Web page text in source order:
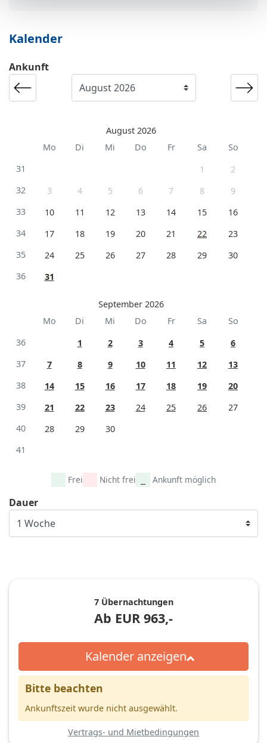
Kalender
Ankunft
August 2026
Mo
Di Mi Do Fr Sa
So
31
1
2
32
3 4 5 6 7 8
9
33
10 11 12 13 14 15
16
34
17 18 19 20 21 22
23
35
24 25 26 27 28 29
30
36
31
September 2026
Mo
Di Mi Do Fr Sa
So
36
1 2 3 4 5
6
37
7 8 9 10 11 12
13
38
14 15 16 17 18 19
20
39
21 22 23 24 25 26
27
40
28 29
30
41
Frei Nicht frei Ankunft möglich
Dauer
7 Übernachtungen
Ab EUR 963,-
Kalender anzeigen
Bitte beachten
Ankunftszeit wurde nicht ausgewählt.
Vertrags- und Mietbedingungen